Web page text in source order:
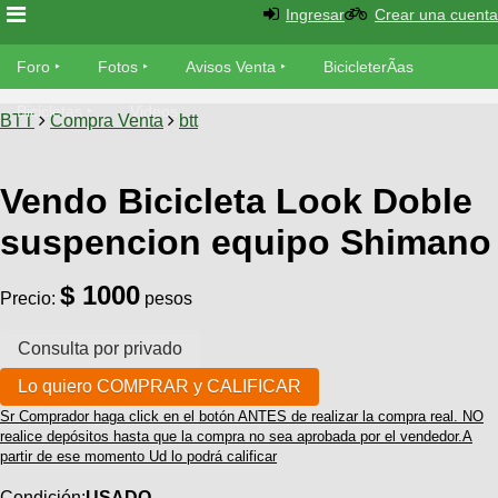
Foro
Foro
MecÃ¡nica
Fotos
SUBÃ
Galeria
Bicicletas
Viajes
Descenso
Ventas
SUBÃ
Buscar
Ultimos
Fotos
BicicleterÃ­
as
Bicicletas
Bicicletas
Tandem
Videos
Cicloturismo
Ingresar Crear una cuenta
Foro Fotos Avisos Venta BicicleterÃ­as
Bicicletas Videos
BTT Compra Venta btt
Vendo Bicicleta Look Doble
suspencion equipo Shimano
Precio: $ 1000 pesos
Sr Comprador haga click en el botón ANTES de realizar la compra real. NO
realice depósitos hasta que la compra no sea aprobada por el vendedor.A
partir de ese momento Ud lo podrá calificar